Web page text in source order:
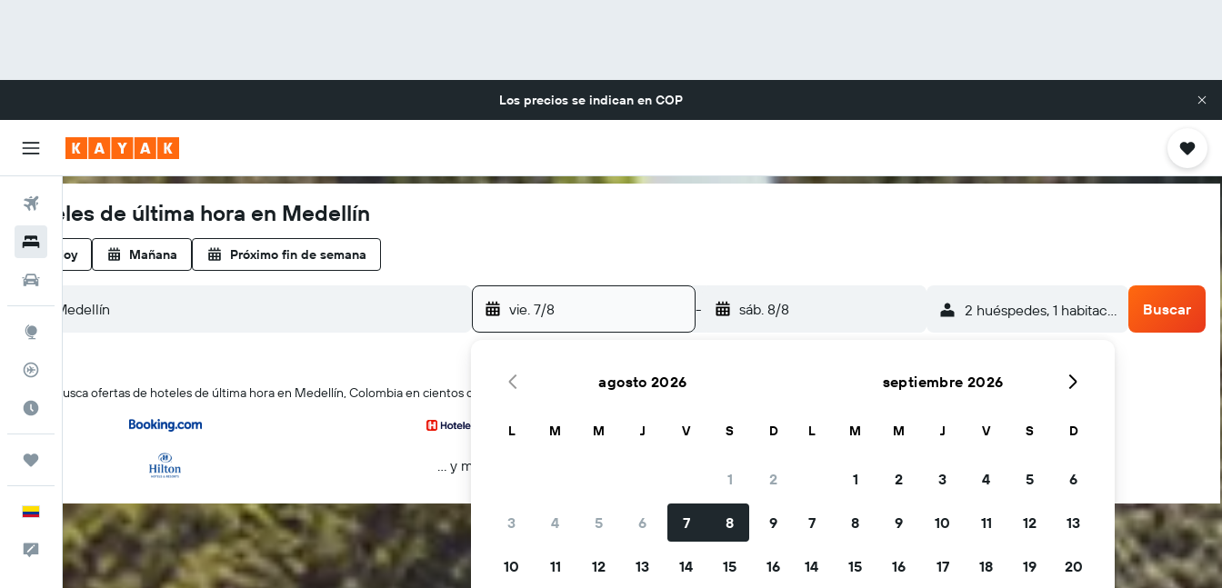
Los precios se indican en COP
Vuelos
Hoteles
Español
Comentarios
Hoteles de última hora en Medellín
Hoy Mañana Próximo fin de semana
vie. 7/8 - sáb. 8/8 2 huéspedes, 1 habitación Buscar
KAYAK busca ofertas de hoteles de última hora en Medellín, Colombia en cientos de webs de viajes a la vez.
… y más
agosto 2026
L M M J V S D
1 2
3 4 5 6 7 8 9
10 11 12 13 14 15 16
septiembre 2026
L M M J V S D
1 2 3 4 5 6
7 8 9 10 11 12 13
14 15 16 17 18 19 20